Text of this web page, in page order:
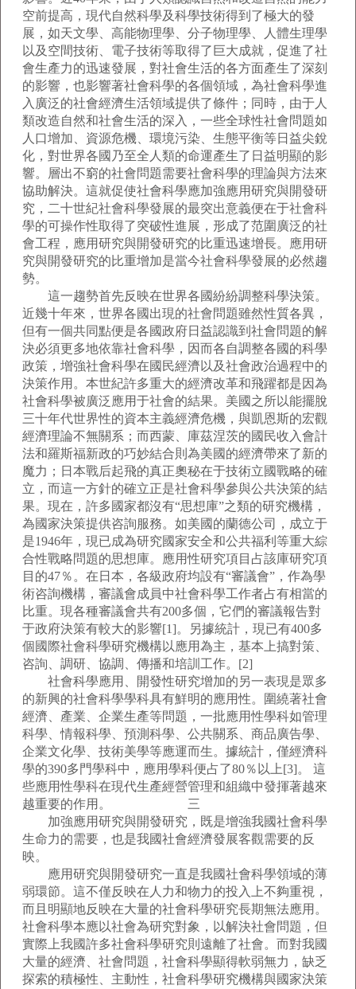
空前提高，現代自然科學及科學技術得到了極大的發
展，如天文學、高能物理學、分子物理學、人體生理學
以及空間技術、電子技術等取得了巨大成就，促進了社
會生產力的迅速發展，對社會生活的各方面產生了深刻
的影響，也影響著社會科學的各個領域，為社會科學進
入廣泛的社會經濟生活領域提供了條件；同時，由于人
類改造自然和社會生活的深入，一些全球性社會問題如
人口增加、資源危機、環境污染、生態平衡等日益尖銳
化，對世界各國乃至全人類的命運產生了日益明顯的影
響。層出不窮的社會問題需要社會科學的理論與方法來
協助解決。這就促使社會科學應加強應用研究與開發研
究，二十世紀社會科學發展的最突出意義便在于社會科
學的可操作性取得了突破性進展，形成了范圍廣泛的社
會工程，應用研究與開發研究的比重迅速增長。應用研
究與開發研究的比重增加是當今社會科學發展的必然趨
勢。
這一趨勢首先反映在世界各國紛紛調整科學決策。
近幾十年來，世界各國出現的社會問題雖然性質各異，
但有一個共同點便是各國政府日益認識到社會問題的解
決必須更多地依靠社會科學，因而各自調整各國的科學
政策，增強社會科學在國民經濟以及社會政治過程中的
決策作用。本世紀許多重大的經濟改革和飛躍都是因為
社會科學被廣泛應用于社會的結果。美國之所以能擺脫
三十年代世界性的資本主義經濟危機，與凱恩斯的宏觀
經濟理論不無關系；而西蒙、庫茲涅茨的國民收入會計
法和羅斯福新政的巧妙結合則為美國的經濟帶來了新的
魔力；日本戰后起飛的真正奧秘在于技術立國戰略的確
立，而這一方針的確立正是社會科學參與公共決策的結
果。現在，許多國家都沒有“思想庫”之類的研究機構，
為國家決策提供咨詢服務。如美國的蘭德公司，成立于
是1946年，現已成為研究國家安全和公共福利等重大綜
合性戰略問題的思想庫。應用性研究項目占該庫研究項
目的47％。在日本，各級政府均設有“審議會”，作為學
術咨詢機構，審議會成員中社會科學工作者占有相當的
比重。現各種審議會共有200多個，它們的審議報告對
于政府決策有較大的影響[1]。另據統計，現已有400多
個國際社會科學研究機構以應用為主，基本上搞對策、
咨詢、調研、協調、傳播和培訓工作。[2]
社會科學應用、開發性研究增加的另一表現是眾多
的新興的社會科學學科具有鮮明的應用性。圍繞著社會
經濟、產業、企業生產等問題，一批應用性學科如管理
科學、情報科學、預測科學、公共關系、商品廣告學、
企業文化學、技術美學等應運而生。據統計，僅經濟科
學的390多門學科中，應用學科便占了80％以上[3]。 這
些應用性學科在現代生產經營管理和組織中發揮著越來
越重要的作用。 三
加強應用研究與開發研究，既是增強我國社會科學
生命力的需要，也是我國社會經濟發展客觀需要的反
映。
應用研究與開發研究一直是我國社會科學領域的薄
弱環節。這不僅反映在人力和物力的投入上不夠重視，
而且明顯地反映在大量的社會科學研究長期無法應用。
社會科學本應以社會為研究對象，以解決社會問題，但
實際上我國許多社會科學研究則遠離了社會。而對我國
大量的經濟、社會問題，社會科學顯得軟弱無力，缺乏
探索的積極性、主動性，社會科學研究機構與國家決策